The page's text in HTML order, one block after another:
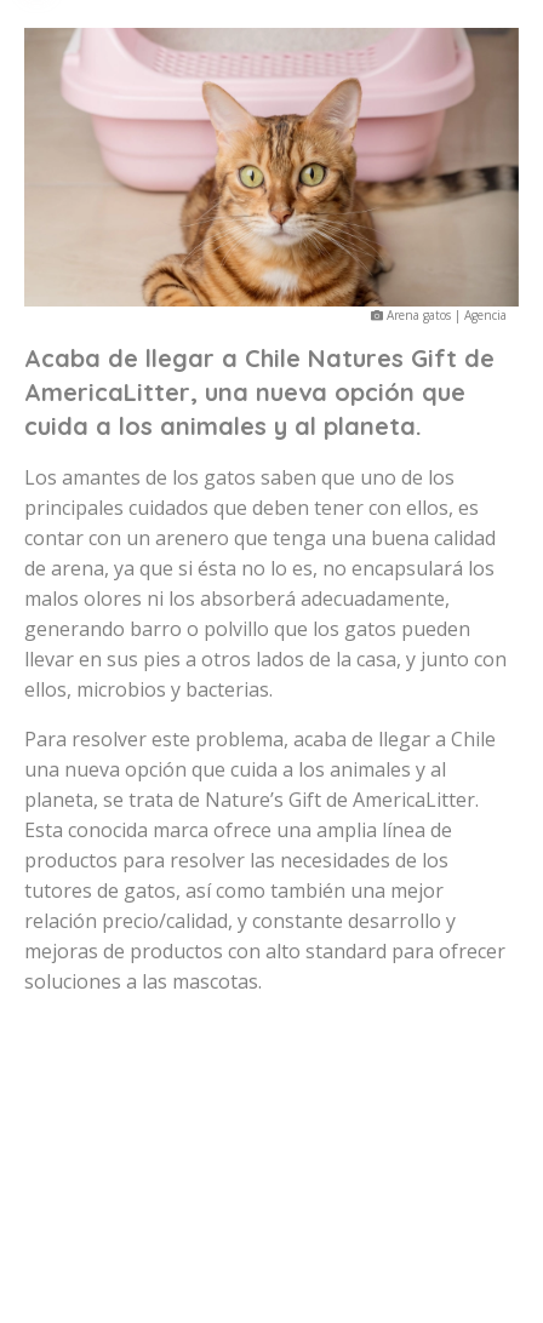
Arena gatos | Agencia
Acaba de llegar a Chile Natures Gift de
AmericaLitter, una nueva opción que
cuida a los animales y al planeta.
Los amantes de los gatos saben que uno de los
principales cuidados que deben tener con ellos, es
contar con un arenero que tenga una buena calidad
de arena, ya que si ésta no lo es, no encapsulará los
malos olores ni los absorberá adecuadamente,
generando barro o polvillo que los gatos pueden
llevar en sus pies a otros lados de la casa, y junto con
ellos, microbios y bacterias.
Para resolver este problema, acaba de llegar a Chile
una nueva opción que cuida a los animales y al
planeta, se trata de Nature’s Gift de AmericaLitter.
Esta conocida marca ofrece una amplia línea de
productos para resolver las necesidades de los
tutores de gatos, así como también una mejor
relación precio/calidad, y constante desarrollo y
mejoras de productos con alto standard para ofrecer
soluciones a las mascotas.